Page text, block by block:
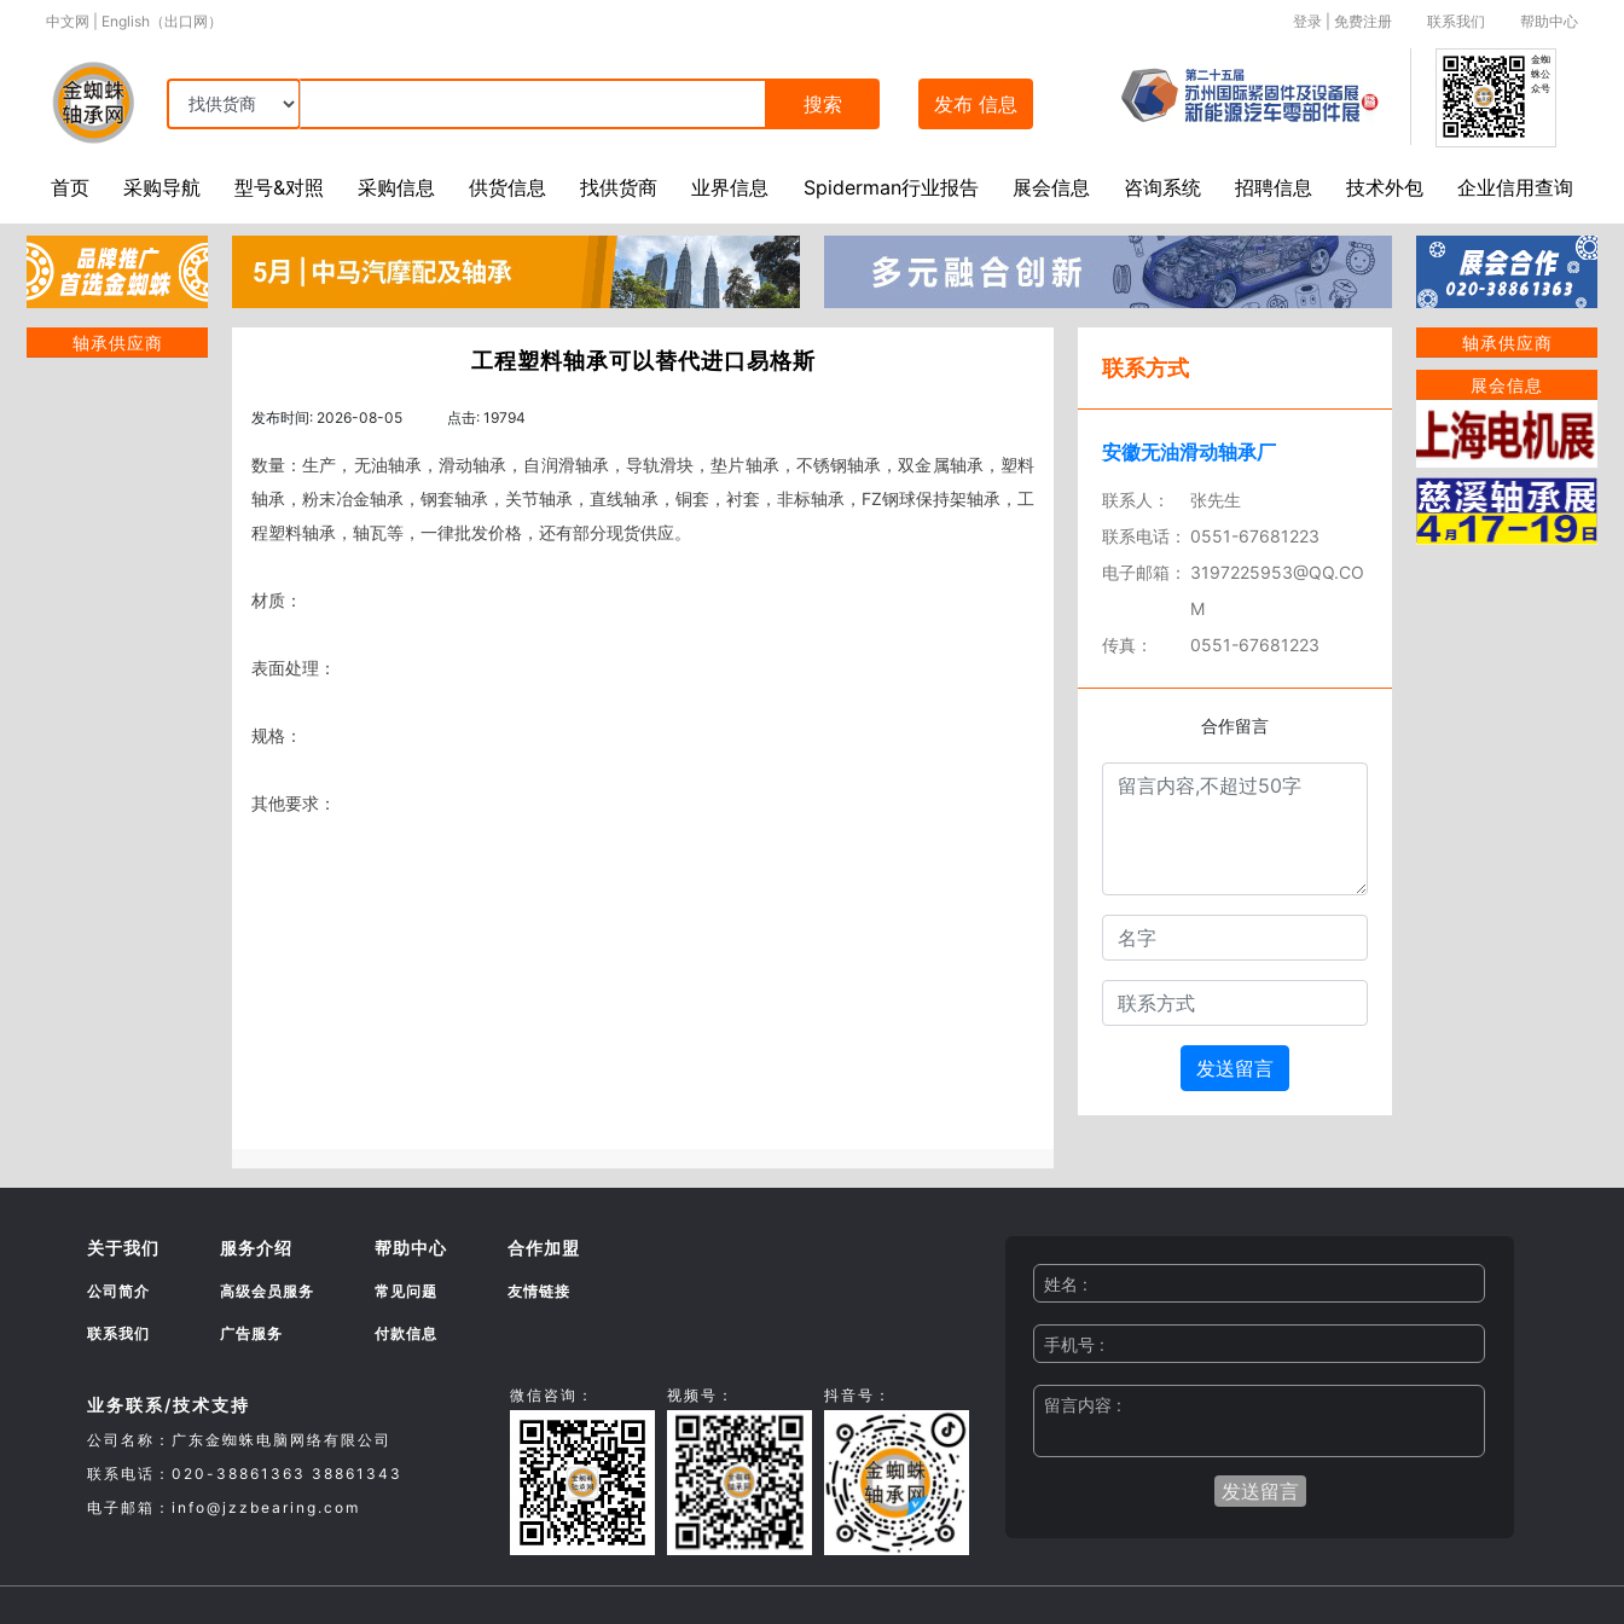
中文网 English（出口网） 联系我们 帮助中心
登录 免费注册
搜索 发布 信息
首页 采购导航 型号&对照 采购信息 供货信息 找供货商 业界信息 Spiderman行业报告 展会信息 咨询系统 招聘信息 技术外包 企业信用查询
金蜘
蛛公
众号
轴承供应商 轴承供应商
展会信息
工程塑料轴承可以替代进口易格斯
发布时间: 2026-08-05 点击: 19794
数量：生产，无油轴承，滑动轴承，自润滑轴承，导轨滑块，垫片轴承，不锈钢轴承，双金属轴承，塑料
轴承，粉末冶金轴承，钢套轴承，关节轴承，直线轴承，铜套，衬套，非标轴承，FZ钢球保持架轴承，工
程塑料轴承，轴瓦等，一律批发价格，还有部分现货供应。
材质：
表面处理：
规格：
其他要求：
联系方式
安徽无油滑动轴承厂
联系人：
张先生
联系电话： 0551-67681223
电子邮箱： 3197225953@QQ.CO
M
传真：
0551-67681223
合作留言
发送留言
关于我们
公司简介
联系我们
服务介绍
高级会员服务
广告服务
帮助中心
常见问题
付款信息
合作加盟
友情链接
业务联系/技术支持
公司名称：广东金蜘蛛电脑网络有限公司
联系电话：020-38861363 38861343
电子邮箱：info@jzzbearing.com
微信咨询： 视频号： 抖音号：
姓名 :
手机号 :
留言内容 :